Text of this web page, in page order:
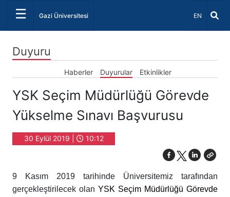
☰ Gazi Üniversitesi Dil Seçiniz
EN
Duyuru
Haberler Duyurular Etkinlikler
YSK Seçim Müdürlüğü Görevde
Yükselme Sınavı Başvurusu
30 Eylül 2019 | 10:12
9 Kasım 2019 tarihinde Üniversitemiz tarafından
gerçekleştirilecek olan YSK Seçim Müdürlüğü Görevde